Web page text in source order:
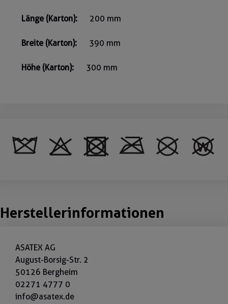
Länge (Karton): 200 mm
Breite (Karton): 390 mm
Höhe (Karton): 300 mm
Herstellerinformationen
ASATEX AG
August-Borsig-Str. 2
50126 Bergheim
02271 4777 0
info@asatex.de